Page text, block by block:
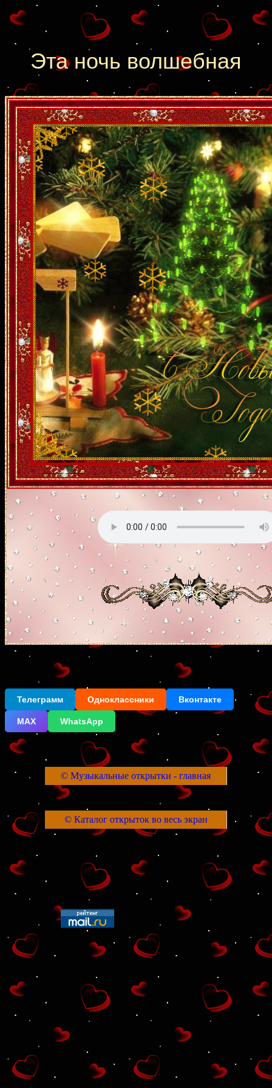
Эта ночь волшебная
Телеграмм Одноклассники Вконтакте
МАХ WhatsApp
© Музыкальные открытки - главная
© Каталог открыток во весь экран